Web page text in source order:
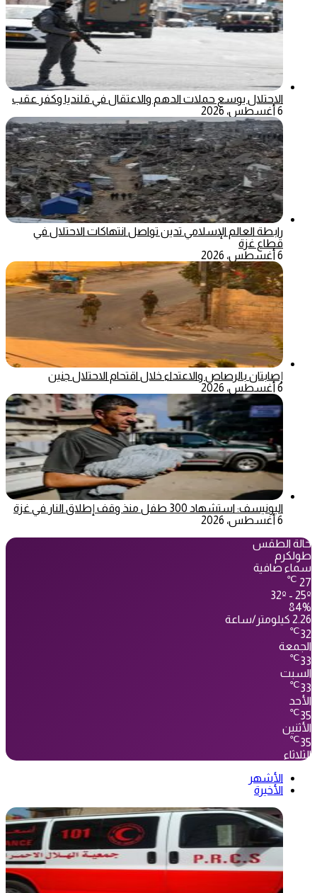
الاحتلال يوسع حملات الدهم والاعتقال في قلنديا وكفر عقب
6 أغسطس، 2026
رابطة العالم الإسلامي تدين تواصل انتهاكات الاحتلال في
قطاع غزة
6 أغسطس، 2026
إصابتان بالرصاص والاعتداء خلال اقتحام الاحتلال جنين
6 أغسطس، 2026
اليونيسف: استشهاد 300 طفل منذ وقف إطلاق النار في غزة
6 أغسطس، 2026
حالة الطقس
طولكرم
سماء صافية
27
℃
32º - 25º
84%
2.26 كيلومتر/ساعة
32
℃
الجمعة
33
℃
السبت
33
℃
الأحد
35
℃
الأثنين
35
℃
الثلاثاء
الأشهر
الأخيرة